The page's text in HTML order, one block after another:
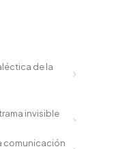
de la
invisible
comunicación